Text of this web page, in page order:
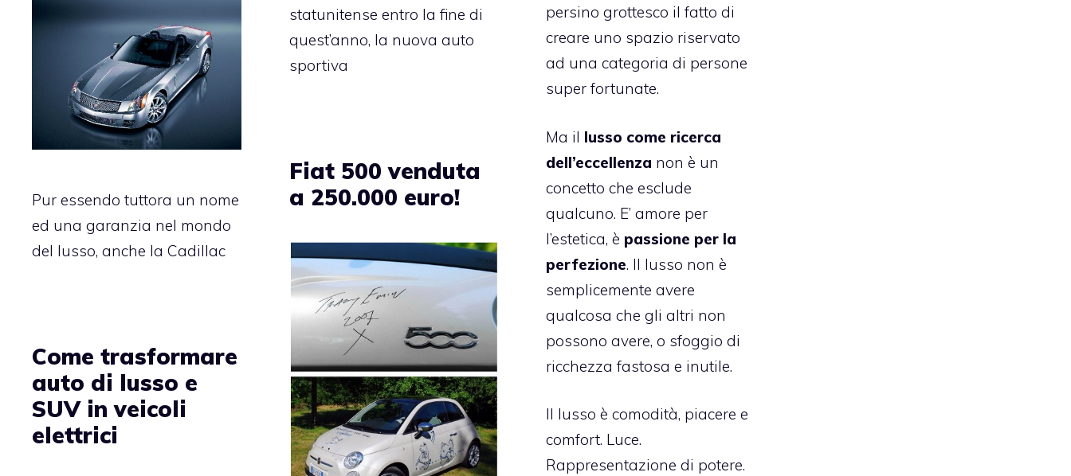
persino grottesco il fatto di
creare uno spazio riservato
ad una categoria di persone
super fortunate.
Ma il lusso come ricerca
dell’eccellenza non è un
concetto che esclude
qualcuno. E’ amore per
l’estetica, è passione per la
perfezione. Il lusso non è
semplicemente avere
qualcosa che gli altri non
possono avere, o sfoggio di
ricchezza fastosa e inutile.
Il lusso è comodità, piacere e
comfort. Luce.
Rappresentazione di potere.
statunitense entro la fine di
quest’anno, la nuova auto
sportiva
Pur essendo tuttora un nome
ed una garanzia nel mondo
del lusso, anche la Cadillac
Fiat 500 venduta
a 250.000 euro!
Come trasformare
auto di lusso e
SUV in veicoli
elettrici